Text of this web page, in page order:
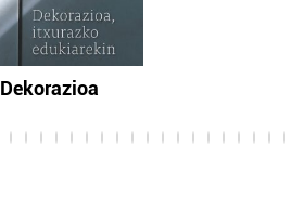
Dekorazioa